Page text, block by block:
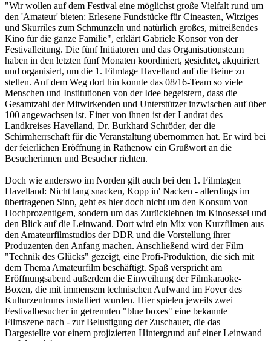
"Wir wollen auf dem Festival eine möglichst große Vielfalt rund um
den 'Amateur' bieten: Erlesene Fundstücke für Cineasten, Witziges
und Skurriles zum Schmunzeln und natürlich großes, mitreißendes
Kino für die ganze Familie", erklärt Gabriele Konsor von der
Festivalleitung. Die fünf Initiatoren und das Organisationsteam
haben in den letzten fünf Monaten koordiniert, gesichtet, akquiriert
und organisiert, um die 1. Filmtage Havelland auf die Beine zu
stellen. Auf dem Weg dort hin konnte das 08/16-Team so viele
Menschen und Institutionen von der Idee begeistern, dass die
Gesamtzahl der Mitwirkenden und Unterstützer inzwischen auf über
100 angewachsen ist. Einer von ihnen ist der Landrat des
Landkreises Havelland, Dr. Burkhard Schröder, der die
Schirmherrschaft für die Veranstaltung übernommen hat. Er wird bei
der feierlichen Eröffnung in Rathenow ein Grußwort an die
Besucherinnen und Besucher richten.
Doch wie anderswo im Norden gilt auch bei den 1. Filmtagen
Havelland: Nicht lang snacken, Kopp in' Nacken - allerdings im
übertragenen Sinn, geht es hier doch nicht um den Konsum von
Hochprozentigem, sondern um das Zurücklehnen im Kinosessel und
den Blick auf die Leinwand. Dort wird ein Mix von Kurzfilmen aus
den Amateurfilmstudios der DDR und die Vorstellung ihrer
Produzenten den Anfang machen. Anschließend wird der Film
"Technik des Glücks" gezeigt, eine Profi-Produktion, die sich mit
dem Thema Amateurfilm beschäftigt. Spaß verspricht am
Eröffnungsabend außerdem die Einweihung der Filmkaraoke-
Boxen, die mit immensem technischen Aufwand im Foyer des
Kulturzentrums installiert wurden. Hier spielen jeweils zwei
Festivalbesucher in getrennten "blue boxes" eine bekannte
Filmszene nach - zur Belustigung der Zuschauer, die das
Dargestellte vor einem projizierten Hintergrund auf einer Leinwand